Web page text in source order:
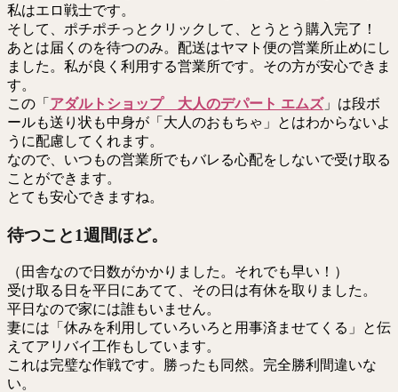
私はエロ戦士です。
そして、ポチポチっとクリックして、とうとう購入完了！
あとは届くのを待つのみ。配送はヤマト便の営業所止めにし
ました。私が良く利用する営業所です。その方が安心できま
す。
この「 アダルトショップ 大人のデパート エムズ」は段ボ
ールも送り状も中身が「大人のおもちゃ」とはわからないよ
うに配慮してくれます。
なので、いつもの営業所でもバレる心配をしないで受け取る
ことができます。
とても安心できますね。
待つこと1週間ほど。
（田舎なので日数がかかりました。それでも早い！）
受け取る日を平日にあてて、その日は有休を取りました。
平日なので家には誰もいません。
妻には「休みを利用していろいろと用事済ませてくる」と伝
えてアリバイ工作もしています。
これは完璧な作戦です。勝ったも同然。完全勝利間違いな
い。